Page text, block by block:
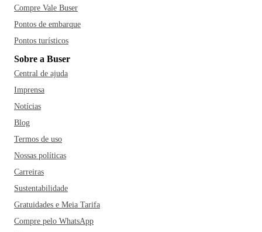
Compre Vale Buser
Pontos de embarque
Pontos turísticos
Sobre a Buser
Central de ajuda
Imprensa
Notícias
Blog
Termos de uso
Nossas políticas
Carreiras
Sustentabilidade
Gratuidades e Meia Tarifa
Compre pelo WhatsApp